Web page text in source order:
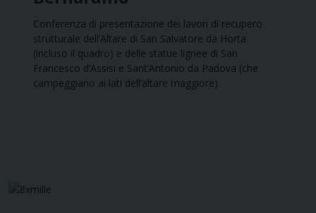
Conferenza di presentazione dei lavori di recupero
strutturale dell’Altare di San Salvatore da Horta
(incluso il quadro) e delle statue lignee di San
Francesco d’Assisi e Sant’Antonio da Padova (che
campeggiano ai lati dell’altare maggiore).